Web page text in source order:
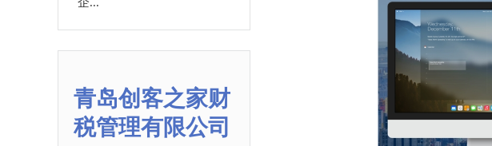
青岛创客之家财
税管理有限公司